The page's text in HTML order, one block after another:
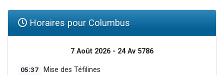
Horaires pour Columbus
7 Août 2026 - 24 Av 5786
05:37 Mise des Téfilines